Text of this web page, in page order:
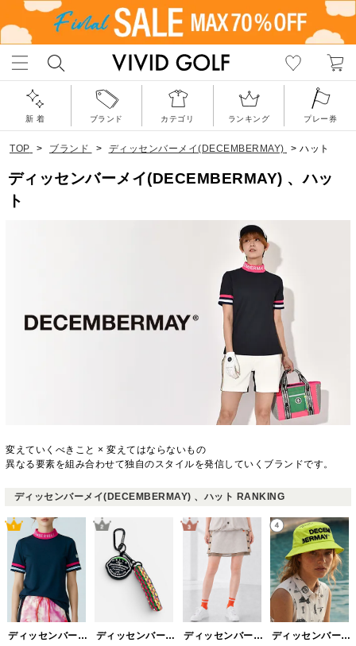
新 着 ブランド カテゴリ ランキング プレー券
TOP > ブランド > ディッセンバーメイ(DECEMBERMAY) > ハット
ディッセンバーメイ(DECEMBERMAY) 、ハッ
ト
変えていくべきこと × 変えてはならないもの
異なる要素を組み合わせて独自のスタイルを発信していくブランドです。
ディッセンバーメイ(DECEMBERMAY) 、ハット RANKING
ディッセンバーメイ(DECEMBERMAY) ディッセンバーメイ(DECEMBERMAY) ディッセンバーメイ(DECEMBERMAY) ディッセンバーメイ(DECEMBERMAY)